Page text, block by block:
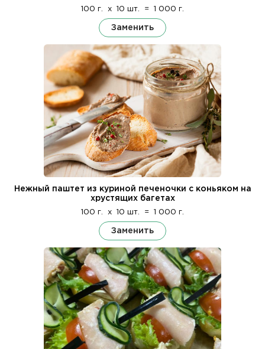
100 г. x 10 шт. = 1 000 г.
Заменить
Нежный паштет из куриной печеночки с коньяком на
хрустящих багетах
100 г. x 10 шт. = 1 000 г.
Заменить